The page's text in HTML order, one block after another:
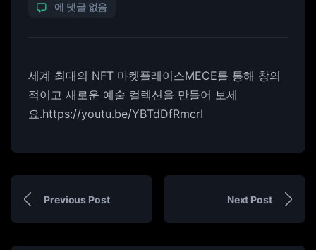
에 댓글 없음
세계 최대의 NFT 마켓플레이스MECE를 통해 창의
적이고 새로운 예술 컬렉션을 만들어 보세
요.https://youtu.be/YBTdDfRmcrI
Previous Post Next Post